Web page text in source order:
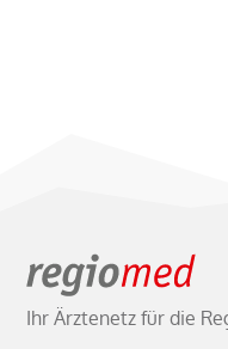
Ihr Ärztenetz für die